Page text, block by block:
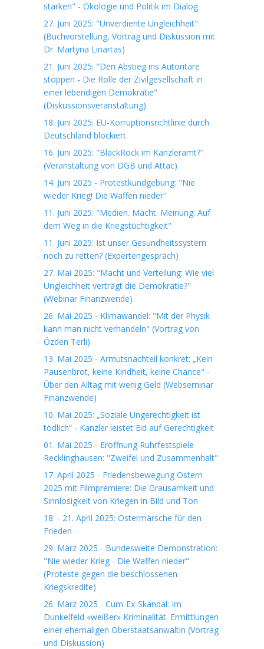
stärken" - Ökologie und Politik im Dialog
27. Juni 2025: "Unverdiente Ungleichheit"
(Buchvorstellung, Vortrag und Diskussion mit
Dr. Martyna Linartas)
21. Juni 2025: "Den Abstieg ins Autoritäre
stoppen - Die Rolle der Zivilgesellschaft in
einer lebendigen Demokratie"
(Diskussionsveranstaltung)
18. Juni 2025: EU-Korruptionsrichtlinie durch
Deutschland blockiert
16. Juni 2025: "BlackRock im Kanzleramt?"
(Veranstaltung von DGB und Attac)
14. Juni 2025 - Protestkundgebung: "Nie
wieder Krieg! Die Waffen nieder"
11. Juni 2025: "Medien. Macht. Meinung: Auf
dem Weg in die Kriegstüchtigkeit"
11. Juni 2025: Ist unser Gesundheitssystem
noch zu retten? (Expertengespräch)
27. Mai 2025: "Macht und Verteilung: Wie viel
Ungleichheit verträgt die Demokratie?"
(Webinar Finanzwende)
26. Mai 2025 - Klimawandel: "Mit der Physik
kann man nicht verhandeln" (Vortrag von
Özden Terli)
13. Mai 2025 - Armutsnachteil konkret: „Kein
Pausenbrot, keine Kindheit, keine Chance" -
Über den Alltag mit wenig Geld (Webseminar
Finanzwende)
10. Mai 2025: „Soziale Ungerechtigkeit ist
tödlich“ - Kanzler leistet Eid auf Gerechtigkeit
01. Mai 2025 - Eröffnung Ruhrfestspiele
Recklinghausen: "Zweifel und Zusammenhalt"
17. April 2025 - Friedensbewegung Ostern
2025 mit Filmpremiere: Die Grausamkeit und
Sinnlosigkeit von Kriegen in Bild und Ton
18. - 21. April 2025: Ostermärsche für den
Frieden
29. März 2025 - Bundesweite Demonstration:
"Nie wieder Krieg - Die Waffen nieder"
(Proteste gegen die beschlossenen
Kriegskredite)
26. März 2025 - Cum-Ex-Skandal: Im
Dunkelfeld «weißer» Kriminalität. Ermittlungen
einer ehemaligen Oberstaatsanwältin (Vortrag
und Diskussion)